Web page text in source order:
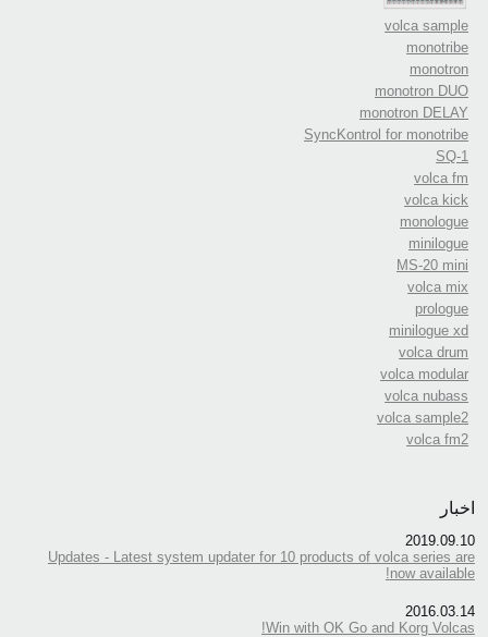
volca sample
monotribe
monotron
monotron DUO
monotron DELAY
SyncKontrol for monotribe
SQ-1
volca fm
volca kick
monologue
minilogue
MS-20 mini
volca mix
prologue
minilogue xd
volca drum
volca modular
volca nubass
volca sample2
volca fm2
اخبار
2019.09.10
Updates - Latest system updater for 10 products of volca series are
now available!
2016.03.14
Win with OK Go and Korg Volcas!